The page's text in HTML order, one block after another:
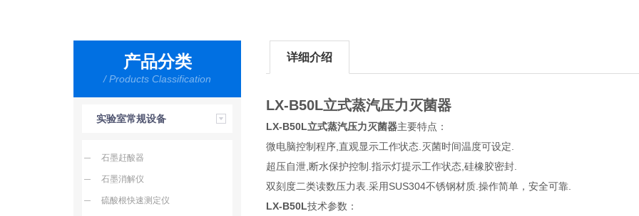
产品分类
/ Products Classification
实验室常规设备
石墨赶酸器
石墨消解仪
硫酸根快速测定仪
详细介绍
LX-B50L立式蒸汽压力灭菌器
LX-B50L立式蒸汽压力灭菌器主要特点：
微电脑控制程序,直观显示工作状态.灭菌时间温度可设定.
超压自泄,断水保护控制.指示灯提示工作状态,硅橡胶密封.
双刻度二类读数压力表.采用SUS304不锈钢材质.操作简单，安全可靠.
LX-B50L技术参数：